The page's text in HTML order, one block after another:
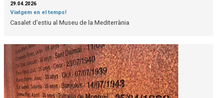
29.04.2026
Viatgem en el temps!
Casalet d'estiu al Museu de la Mediterrània